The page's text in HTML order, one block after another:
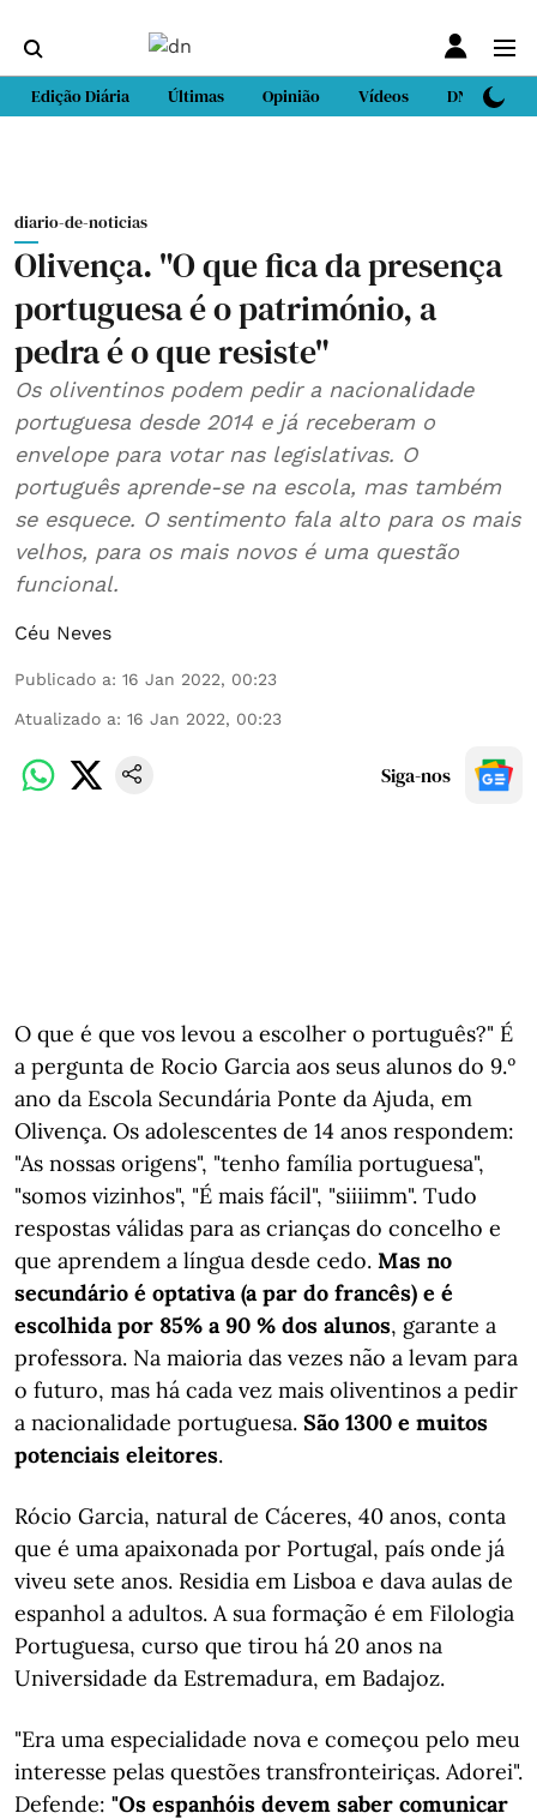
Edição Diária Últimas Opinião Vídeos DN Sport
diario-de-noticias
Olivença. "O que fica da presença
portuguesa é o património, a
pedra é o que resiste"
Os oliventinos podem pedir a nacionalidade
portuguesa desde 2014 e já receberam o
envelope para votar nas legislativas. O
português aprende-se na escola, mas também
se esquece. O sentimento fala alto para os mais
velhos, para os mais novos é uma questão
funcional.
Céu Neves
Publicado a: 16 Jan 2022, 00:23
Atualizado a: 16 Jan 2022, 00:23
Siga-nos
O que é que vos levou a escolher o português?" É
a pergunta de Rocio Garcia aos seus alunos do 9.º
ano da Escola Secundária Ponte da Ajuda, em
Olivença. Os adolescentes de 14 anos respondem:
"As nossas origens", "tenho família portuguesa",
"somos vizinhos", "É mais fácil", "siiiimm". Tudo
respostas válidas para as crianças do concelho e
que aprendem a língua desde cedo. Mas no
secundário é optativa (a par do francês) e é
escolhida por 85% a 90 % dos alunos, garante a
professora. Na maioria das vezes não a levam para
o futuro, mas há cada vez mais oliventinos a pedir
a nacionalidade portuguesa. São 1300 e muitos
potenciais eleitores.
Rócio Garcia, natural de Cáceres, 40 anos, conta
que é uma apaixonada por Portugal, país onde já
viveu sete anos. Residia em Lisboa e dava aulas de
espanhol a adultos. A sua formação é em Filologia
Portuguesa, curso que tirou há 20 anos na
Universidade da Estremadura, em Badajoz.
"Era uma especialidade nova e começou pelo meu
interesse pelas questões transfronteiriças. Adorei".
Defende: "Os espanhóis devem saber comunicar